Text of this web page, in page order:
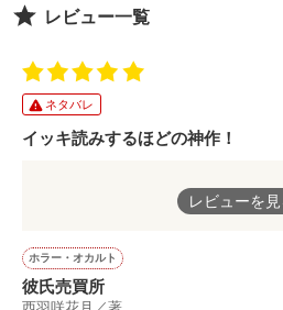
2022年 1月28日 完結
ジャンルとしてはダーク系現代ファ
皆様の知ってる総長とは若干異なり
てたりします。
「お前は俺の唯一なんだ。雪璃が嫌
「雪璃のニオイを近くでかいでたら
常に可愛いって連呼されたり、
度々甘くてとろけそうなセリフを言
最初は馬鹿だの失せろって、
「女は今でも嫌いだが、お前は特別
「俺から絶対に離れるな」
レビュー一覧
ネタバレ
イッキ読みするほどの神作！
彼氏売買所というタイトルに惹かれ
イトルにもある通りイッキ読みしまし
因果応報、人を呪わば穴二つ……とい
も返ってきてしまった主人公。なんと
レビューを見
ホラー・オカルト
彼氏売買所